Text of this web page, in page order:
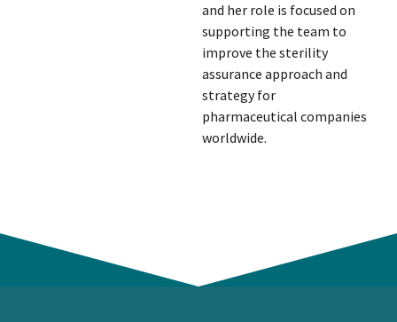
and her role is focused on
supporting the team to
improve the sterility
assurance approach and
strategy for
pharmaceutical companies
worldwide.